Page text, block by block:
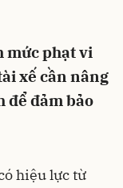
mức phạt vi
xế cần nâng
để đảm bảo
hiệu lực từ
Hủy